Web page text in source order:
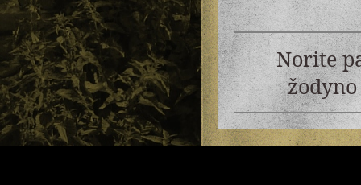
Norite